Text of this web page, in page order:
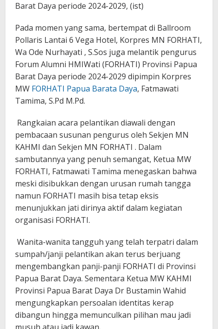
Barat Daya periode 2024-2029, (ist)
Pada momen yang sama, bertempat di Ballroom
Pollaris Lantai 6 Vega Hotel, Korpres MN FORHATI,
Wa Ode Nurhayati , S.Sos juga melantik pengurus
Forum Alumni HMIWati (FORHATI) Provinsi Papua
Barat Daya periode 2024-2029 dipimpin Korpres
MW FORHATI Papua Barata Daya, Fatmawati
Tamima, S.Pd M.Pd.
Rangkaian acara pelantikan diawali dengan
pembacaan susunan pengurus oleh Sekjen MN
KAHMI dan Sekjen MN FORHATI . Dalam
sambutannya yang penuh semangat, Ketua MW
FORHATI, Fatmawati Tamima menegaskan bahwa
meski disibukkan dengan urusan rumah tangga
namun FORHATI masih bisa tetap eksis
menunjukkan jati dirinya aktif dalam kegiatan
organisasi FORHATI.
Wanita-wanita tangguh yang telah terpatri dalam
sumpah/janji pelantikan akan terus berjuang
mengembangkan panji-panji FORHATI di Provinsi
Papua Barat Daya. Sementara Ketua MW KAHMI
Provinsi Papua Barat Daya Dr Bustamin Wahid
mengungkapkan persoalan identitas kerap
dibangun hingga memunculkan pilihan mau jadi